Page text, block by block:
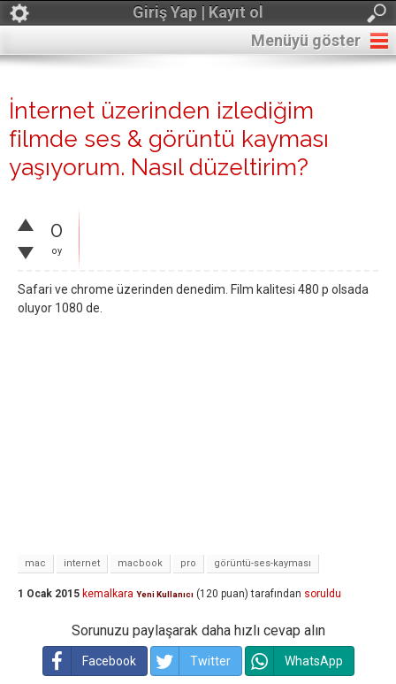
Giriş Yap | Kayıt ol
Menüyü göster
İnternet üzerinden izlediğim
filmde ses & görüntü kayması
yaşıyorum. Nasıl düzeltirim?
0
oy
Safari ve chrome üzerinden denedim. Film kalitesi 480 p olsada
oluyor 1080 de.
mac internet macbook pro görüntü-ses-kayması
1 Ocak 2015 kemalkara Yeni Kullanıcı (120 puan) tarafından soruldu
Sorunuzu paylaşarak daha hızlı cevap alın
Facebook Twitter WhatsApp